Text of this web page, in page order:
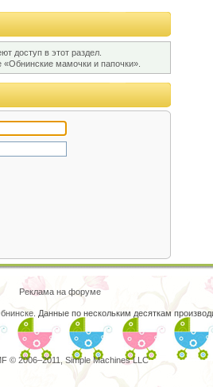
доступ в этот раздел.
мамочки и папочки».
Реклама на форуме
. Данные по нескольким десяткам
© 2006–2011, Simple Machines LLC